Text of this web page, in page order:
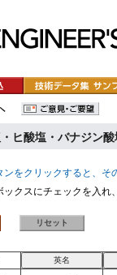
ヒ酸塩・バナジン酸
をクリックすると、そ
ックスにチェックを入れ